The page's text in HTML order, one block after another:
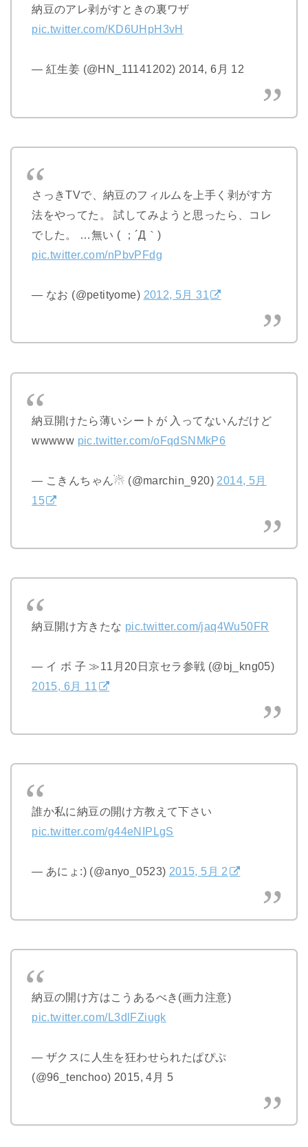
納豆のアレ剥がすときの裏ワザ
pic.twitter.com/KD6UHpH3vH
— 紅生姜 (@HN_11141202) 2014, 6月 12
さっきTVで、納豆のフィルムを上手く剥がす方
法をやってた。 試してみようと思ったら、コレ
でした。 …無い ( ；´Д｀)
pic.twitter.com/nPbvPFdg
— なお (@petityome) 2012, 5月 31
納豆開けたら薄いシートが 入ってないんだけど
wwwww pic.twitter.com/oFqdSNMkP6
— こきんちゃん☃ (@marchin_920) 2014, 5月
15
納豆開け方きたな pic.twitter.com/jaq4Wu50FR
— イ ボ 子 ≫11月20日京セラ参戦 (@bj_kng05)
2015, 6月 11
誰か私に納豆の開け方教えて下さい
pic.twitter.com/g44eNIPLgS
— あにょ:) (@anyo_0523) 2015, 5月 2
納豆の開け方はこうあるべき(画力注意)
pic.twitter.com/L3dlFZiugk
— ザクスに人生を狂わせられたぱぴぷ
(@96_tenchoo) 2015, 4月 5